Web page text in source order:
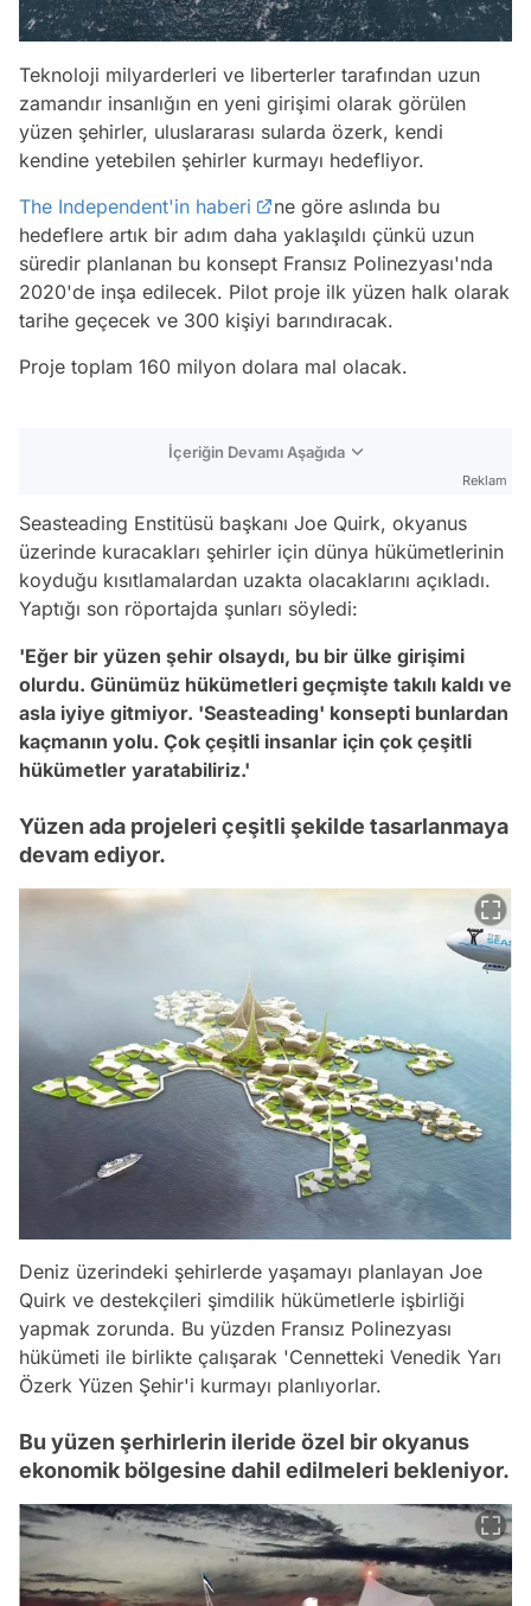
Teknoloji milyarderleri ve liberterler tarafından uzun
zamandır insanlığın en yeni girişimi olarak görülen
yüzen şehirler, uluslararası sularda özerk, kendi
kendine yetebilen şehirler kurmayı hedefliyor.
The Independent'in haberi
ne göre aslında bu
hedeflere artık bir adım daha yaklaşıldı çünkü uzun
süredir planlanan bu konsept Fransız Polinezyası'nda
2020'de inşa edilecek. Pilot proje ilk yüzen halk olarak
tarihe geçecek ve 300 kişiyi barındıracak.
Proje toplam 160 milyon dolara mal olacak.
İçeriğin Devamı Aşağıda
Reklam
Seasteading Enstitüsü başkanı Joe Quirk, okyanus
üzerinde kuracakları şehirler için dünya hükümetlerinin
koyduğu kısıtlamalardan uzakta olacaklarını açıkladı.
Yaptığı son röportajda şunları söyledi:
'Eğer bir yüzen şehir olsaydı, bu bir ülke girişimi
olurdu. Günümüz hükümetleri geçmişte takılı kaldı ve
asla iyiye gitmiyor. 'Seasteading' konsepti bunlardan
kaçmanın yolu. Çok çeşitli insanlar için çok çeşitli
hükümetler yaratabiliriz.'
Yüzen ada projeleri çeşitli şekilde tasarlanmaya
devam ediyor.
Deniz üzerindeki şehirlerde yaşamayı planlayan Joe
Quirk ve destekçileri şimdilik hükümetlerle işbirliği
yapmak zorunda. Bu yüzden Fransız Polinezyası
hükümeti ile birlikte çalışarak 'Cennetteki Venedik Yarı
Özerk Yüzen Şehir'i kurmayı planlıyorlar.
Bu yüzen şerhirlerin ileride özel bir okyanus
ekonomik bölgesine dahil edilmeleri bekleniyor.